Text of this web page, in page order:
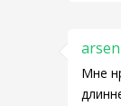
Мне